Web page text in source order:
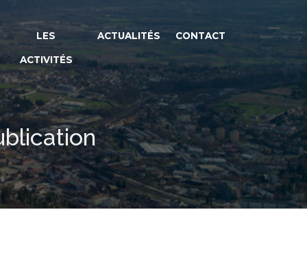
LES
ACTIVITÉS
ACTUALITÉS CONTACT